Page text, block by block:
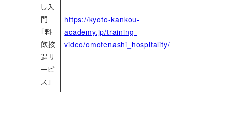
し入
門
「料
飲接
遇サ
ービ
ス」
https://kyoto-kankou-
academy.jp/training-
video/omotenashi_hospitality/